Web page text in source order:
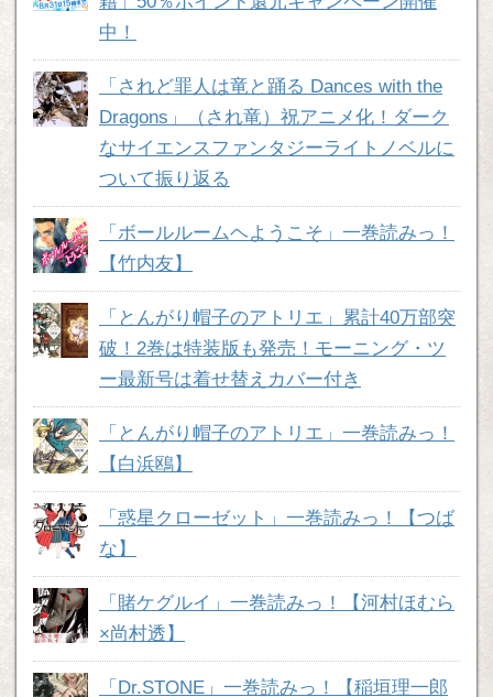
中！
「されど罪人は竜と踊る Dances with the
Dragons」（され竜）祝アニメ化！ダーク
なサイエンスファンタジーライトノベルに
ついて振り返る
「ボールルームヘようこそ」一巻読みっ！
【竹内友】
「とんがり帽子のアトリエ」累計40万部突
破！2巻は特装版も発売！モーニング・ツ
ー最新号は着せ替えカバー付き
「とんがり帽子のアトリエ」一巻読みっ！
【白浜鴎】
「惑星クローゼット」一巻読みっ！【つば
な】
「賭ケグルイ」一巻読みっ！【河村ほむら
×尚村透】
「Dr.STONE」一巻読みっ！【稲垣理一郎